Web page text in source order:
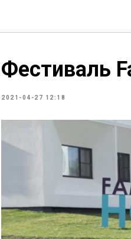
Фестиваль
2021-04-27 12:18